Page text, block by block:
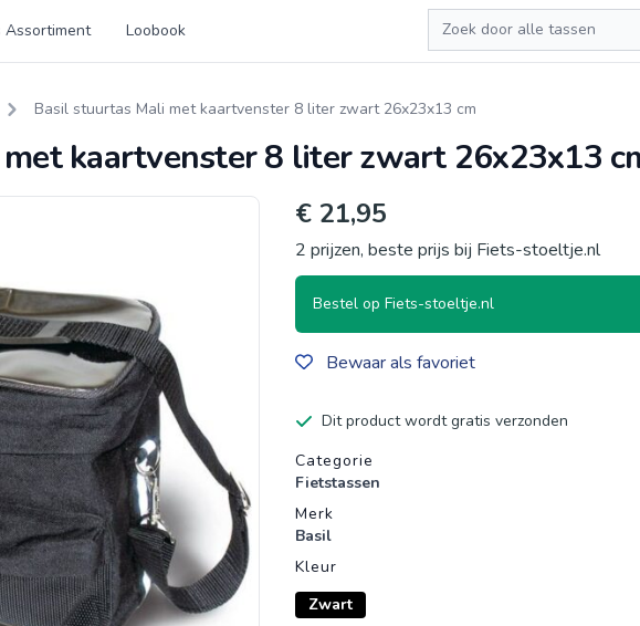
Assortiment Loobook
Zoeken
Basil stuurtas Mali met kaartvenster 8 liter zwart 26x23x13 cm
kaartvenster 8 liter zwart 26x23x13
€ 21,95
2 prijzen, beste prijs bij Fiets-stoeltje.nl
Bestel op Fiets-stoeltje.nl
Bewaar als favoriet
Dit product wordt gratis verzonden
Productgegevens
Categorie
Fietstassen
Merk
Basil
Kleur
Zwart